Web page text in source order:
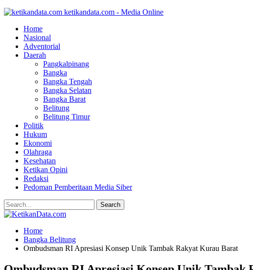
ketikandata.com - Media Online
Home
Nasional
Adventorial
Daerah
Pangkalpinang
Bangka
Bangka Tengah
Bangka Selatan
Bangka Barat
Belitung
Belitung Timur
Politik
Hukum
Ekonomi
Olahraga
Kesehatan
Ketikan Opini
Redaksi
Pedoman Pemberitaan Media Siber
Home
Bangka Belitung
Ombudsman RI Apresiasi Konsep Unik Tambak Rakyat Kurau Barat